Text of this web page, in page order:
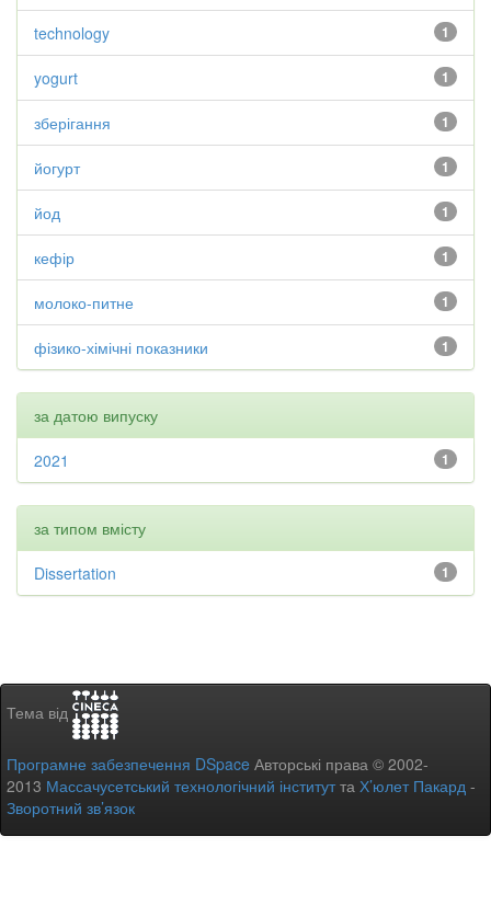
1
technology
1
yogurt
1
зберігання
1
йогурт
1
йод
1
кефір
1
молоко-питне
1
фізико-хімічні показники
за датою випуску
1
2021
за типом вмісту
1
Dissertation
Тема від
Програмне забезпечення DSpace Авторські права © 2002-
2013 Массачусетський технологічний інститутта Х’юлет Пакард -
Зворотний зв’язок